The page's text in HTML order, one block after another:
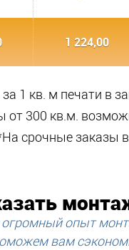
1 224,00
1 кв. м печати в
от 300 кв.м.
срочные заказы
огромный опыт
вам